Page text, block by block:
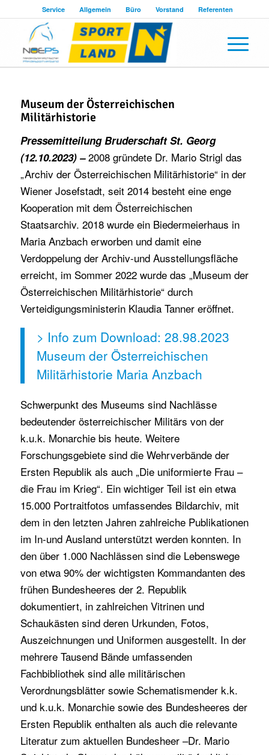
Service Allgemein Büro Vorstand Referenten
Museum der Österreichischen
Militärhistorie
Pressemitteilung Bruderschaft St. Georg
(12.10.2023) –2008 gründete Dr. Mario Strigl das
„Archiv der Österreichischen Militärhistorie“ in der
Wiener Josefstadt, seit 2014 besteht eine enge
Kooperation mit dem Österreichischen
Staatsarchiv. 2018 wurde ein Biedermeierhaus in
Maria Anzbach erworben und damit eine
Verdoppelung der Archiv-und Ausstellungsfläche
erreicht, im Sommer 2022 wurde das „Museum der
Österreichischen Militärhistorie“ durch
Verteidigungsministerin Klaudia Tanner eröffnet.
> Info zum Download: 28.98.2023
Museum der Österreichischen
Militärhistorie Maria Anzbach
Schwerpunkt des Museums sind Nachlässe
bedeutender österreichischer Militärs von der
k.u.k. Monarchie bis heute. Weitere
Forschungsgebiete sind die Wehrverbände der
Ersten Republik als auch „Die uniformierte Frau –
die Frau im Krieg“. Ein wichtiger Teil ist ein etwa
15.000 Portraitfotos umfassendes Bildarchiv, mit
dem in den letzten Jahren zahlreiche Publikationen
im In-und Ausland unterstützt werden konnten. In
den über 1.000 Nachlässen sind die Lebenswege
von etwa 90% der wichtigsten Kommandanten des
frühen Bundesheeres der 2. Republik
dokumentiert, in zahlreichen Vitrinen und
Schaukästen sind deren Urkunden, Fotos,
Auszeichnungen und Uniformen ausgestellt. In der
mehrere Tausend Bände umfassenden
Fachbibliothek sind alle militärischen
Verordnungsblätter sowie Schematismender k.k.
und k.u.k. Monarchie sowie des Bundesheeres der
Ersten Republik enthalten als auch die relevante
Literatur zum aktuellen Bundesheer –Dr. Mario